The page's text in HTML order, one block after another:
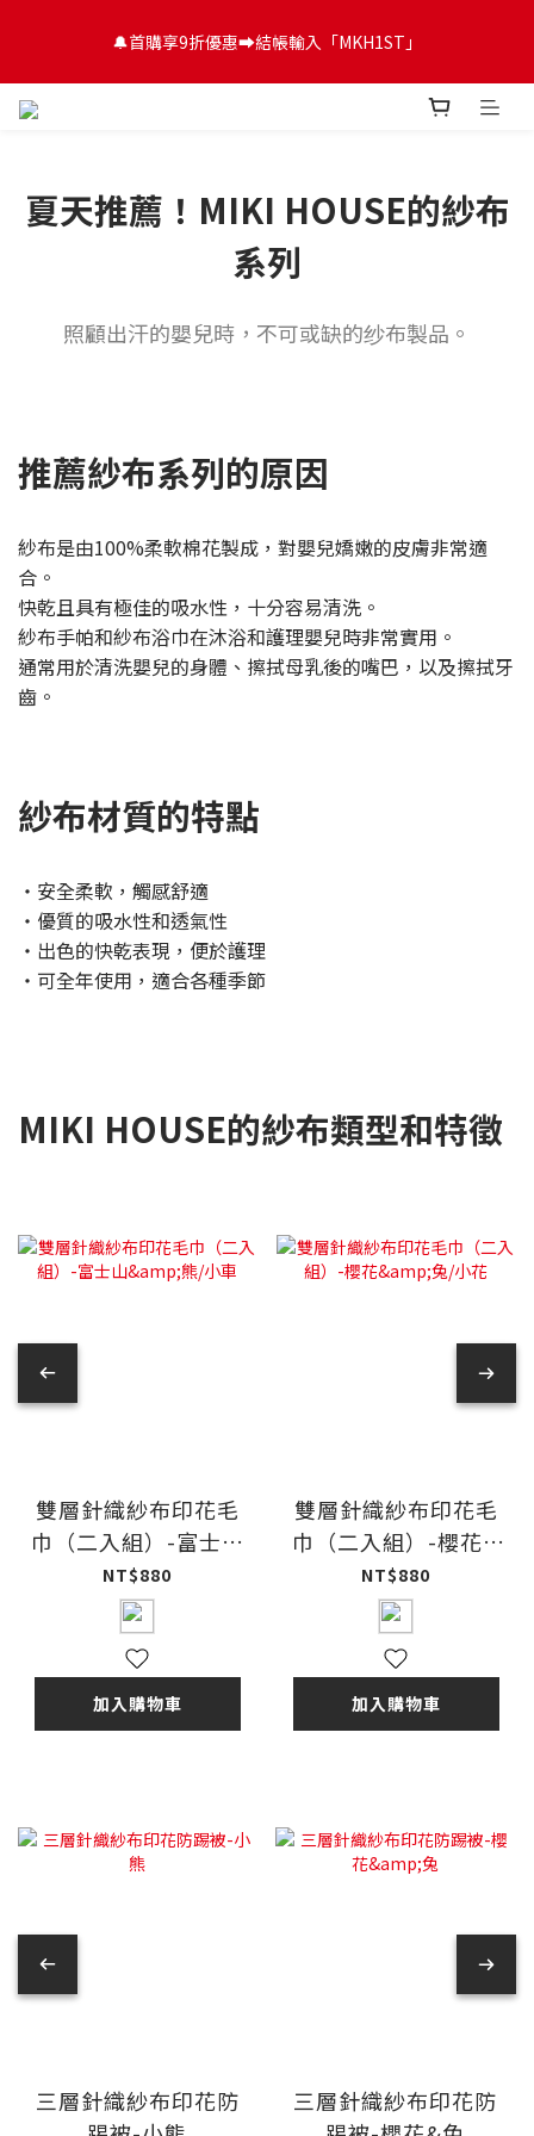
💌】
🔔首購享9折優惠➡️結帳輸入「MKH1ST」
😍FUN暑假！童裝開心購【滿$3,000，送$300 (最高回饋$1,200)
夏天推薦！MIKI HOUSE的紗布
系列
照顧出汗的嬰兒時，不可或缺的纱布製品。
推薦紗布系列的原因
紗布是由100%柔軟棉花製成，對嬰兒嬌嫩的皮膚非常適
合。
快乾且具有極佳的吸水性，十分容易清洗。
紗布手帕和紗布浴巾在沐浴和護理嬰兒時非常實用。
通常用於清洗嬰兒的身體、擦拭母乳後的嘴巴，以及擦拭牙
齒。
紗布材質的特點
・安全柔軟，觸感舒適
・優質的吸水性和透氣性
・出色的快乾表現，便於護理
・可全年使用，適合各種季節
MIKI HOUSE的紗布類型和特徵
雙層針織紗布印花毛
巾（二入組）-富士山
&熊/小車
NT$880
加入購物車
雙層針織紗布印花毛
巾（二入組）-櫻花&
兔/小花
NT$880
加入購物車
三層針織紗布印花防
三層針織紗布印花防